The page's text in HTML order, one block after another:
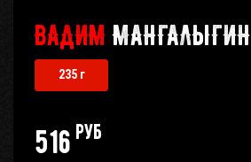
ВАДИММАНГАЛЫГИН
235 г
516 руб